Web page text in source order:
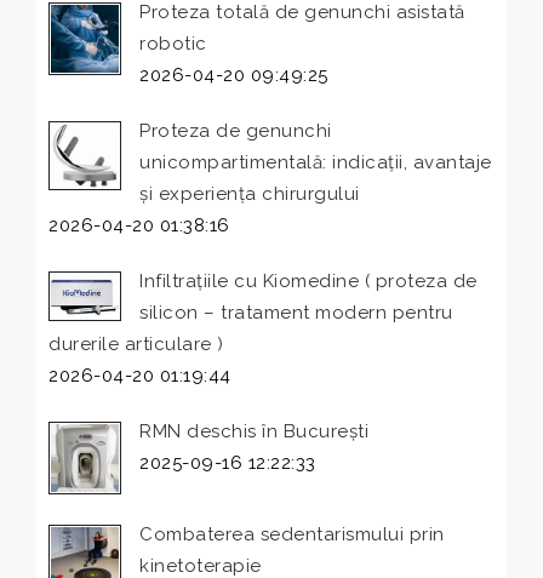
Proteza totală de genunchi asistată
robotic
2026-04-20 09:49:25
Proteza de genunchi
unicompartimentală: indicații, avantaje
și experiența chirurgului
2026-04-20 01:38:16
Infiltrațiile cu Kiomedine ( proteza de
silicon – tratament modern pentru
durerile articulare )
2026-04-20 01:19:44
RMN deschis în București
2025-09-16 12:22:33
Combaterea sedentarismului prin
kinetoterapie